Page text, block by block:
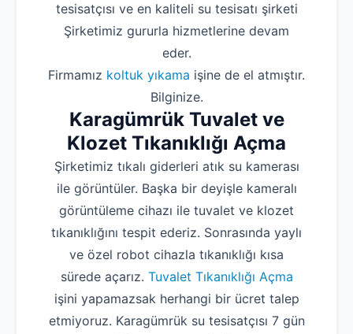
tesisatçısı ve en kaliteli su tesisatı şirketi
Şirketimiz gururla hizmetlerine devam
eder.
Firmamız koltuk yıkama işine de el atmıştır.
Bilginize.
Karagümrük Tuvalet ve
Klozet Tıkanıklığı Açma
Şirketimiz tıkalı giderleri atık su kamerası
ile görüntüler. Başka bir deyişle kameralı
görüntüleme cihazı ile tuvalet ve klozet
tıkanıklığını tespit ederiz. Sonrasında yaylı
ve özel robot cihazla tıkanıklığı kısa
sürede açarız. Tuvalet Tıkanıklığı Açma
işini yapamazsak herhangi bir ücret talep
etmiyoruz. Karagümrük su tesisatçısı 7 gün